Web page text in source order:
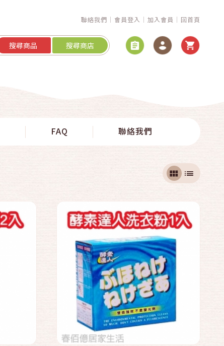
聯絡我們 會員登入 加入會員 回首頁
搜尋商品 搜尋商店
FAQ 聯絡我們
快速結帳